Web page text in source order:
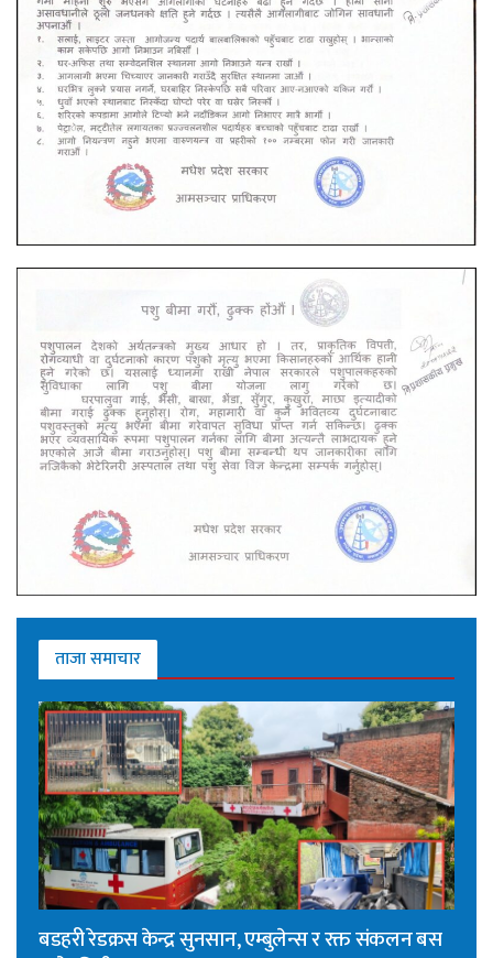
ताजा समाचार
बडहरी रेडक्रस केन्द्र सुनसान, एम्बुलेन्स र रक्त संकलन बस